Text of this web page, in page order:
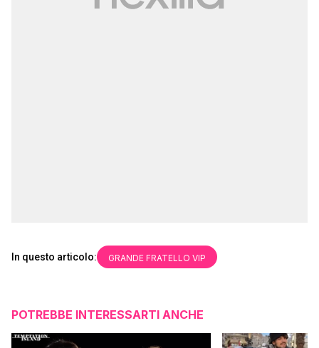
In questo articolo: GRANDE FRATELLO VIP
POTREBBE INTERESSARTI ANCHE